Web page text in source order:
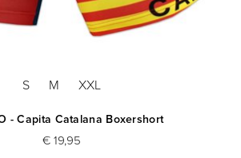
S M XXL
- Capita Catalana Boxershort
€ 19,95